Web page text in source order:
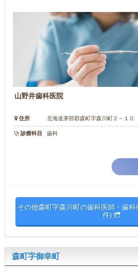
山野井歯科医院
住所 北海道茅部郡森町字森川町２－１０
診療科目 歯科
その他森町字森川町の歯科医師・歯
件)
森町字御幸町